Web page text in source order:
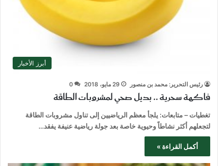
أبرز الأخبار
رئيس التحرير: محمد بن منصور 29 مايو، 2018 0
فاكهة سحرية .. بديل صحي لمشروبات الطاقة
تغطيات – متابعات: يلجأ معظم الرياضيين إلى تناول مشروبات الطاقة
لتجعلهم أكثر نشاطاً وحيوية خاصة بعد جولة رياضية عنيفة يفقد…
أكمل القراءة »